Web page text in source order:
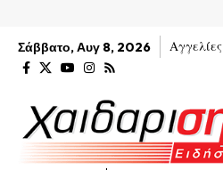
Σάββατο, Αυγ 8, 2026 Αγγελίες